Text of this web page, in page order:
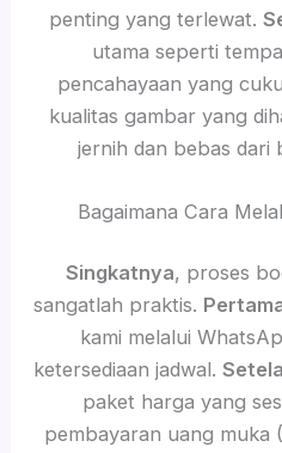
penting yang terlewat.
utama seperti
pencahayaan yang
kualitas gambar yang
jernih dan bebas dari
Bagaimana Cara
Singkatnya, proses
sangatlah praktis.
kami melalui
ketersediaan jadwal.
paket harga yang
pembayaran uang muka